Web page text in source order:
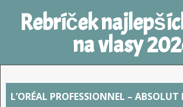
Rebríček
na vlasy
L’ORÉAL PROFESSIONNEL – ABSOLUT